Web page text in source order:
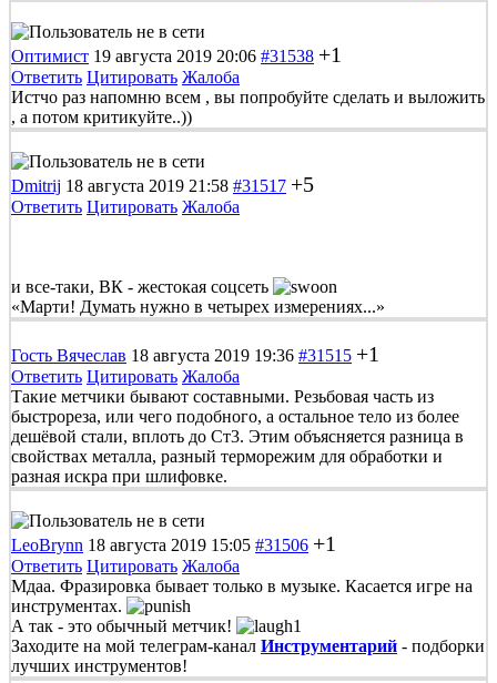
Оптимист 19 августа 2019 20:06 #31538 +1
Ответить Цитировать Жалоба
Истчо раз напомню всем , вы попробуйте сделать и выложить
, а потом критикуйте..))
Dmitrij 18 августа 2019 21:58 #31517 +5
Ответить Цитировать Жалоба
и все-таки, ВК - жестокая соцсеть
«Марти! Думать нужно в четырех измерениях...»
Гость Вячеслав 18 августа 2019 19:36 #31515 +1
Ответить Цитировать Жалоба
Такие метчики бывают составными. Резьбовая часть из
быстрореза, или чего подобного, а остальное тело из более
дешёвой стали, вплоть до Ст3. Этим объясняется разница в
свойствах металла, разный терморежим для обработки и
разная искра при шлифовке.
LeoBrynn 18 августа 2019 15:05 #31506 +1
Ответить Цитировать Жалоба
Мдаа. Фразировка бывает только в музыке. Касается игре на
инструментах.
А так - это обычный метчик!
Заходите на мой телеграм-канал Инструментарий - подборки
лучших инструментов!